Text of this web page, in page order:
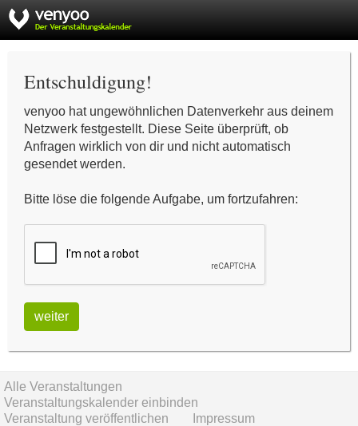
Entschuldigung!
venyoo hat ungewöhnlichen Datenverkehr aus deinem
Netzwerk festgestellt. Diese Seite überprüft, ob
Anfragen wirklich von dir und nicht automatisch
gesendet werden.
Bitte löse die folgende Aufgabe, um fortzufahren:
weiter
Alle Veranstaltungen
Veranstaltungskalender einbinden
Veranstaltung veröffentlichen
Impressum